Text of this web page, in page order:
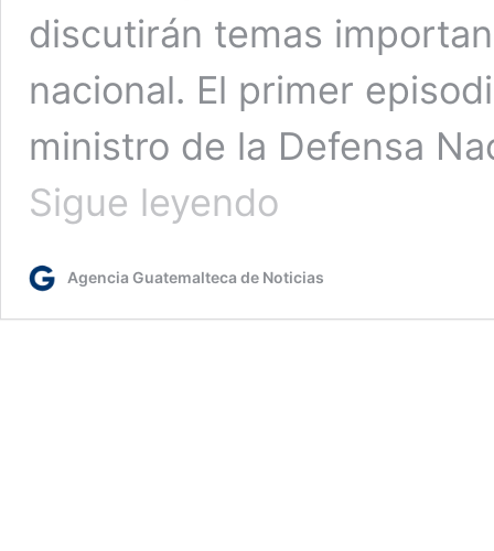
discutirán temas
nacional. El primer
ministro de la Defensa
Sigue leyendo
con
Sánchez
Agencia Guatemalteca de Noticias